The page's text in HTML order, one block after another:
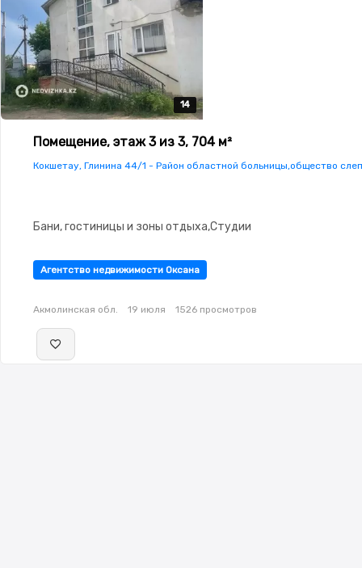
14
14
14
14
14
Помещение, этаж 3 из 3, 704 м²
Кокшетау, Глинина 44/1 - Район областной больницы,общество
Бани, гостиницы и зоны отдыха,Студии
Агентство недвижимости Оксана
Акмолинская обл. 19 июля 1526 просмотров